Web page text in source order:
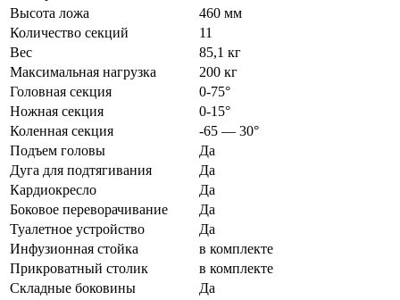
Высота ложа
460 мм
Количество секций
11
Вес
85,1 кг
Максимальная нагрузка
200 кг
Головная секция
0-75°
Ножная секция
0-15°
Коленная секция
-65 — 30°
Подъем головы
Да
Дуга для подтягивания
Да
Кардиокресло
Да
Боковое переворачивание
Да
Туалетное устройство
Да
Инфузионная стойка
в комплекте
Прикроватный столик
в комплекте
Складные боковины
Да